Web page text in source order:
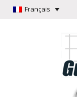
Français